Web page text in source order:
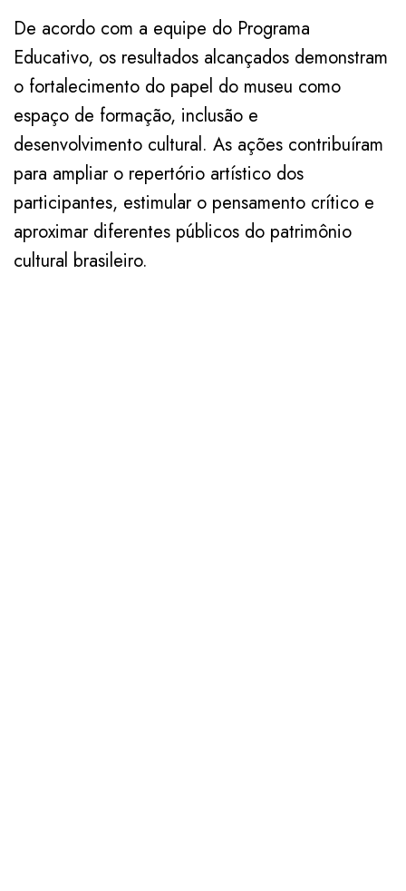
De acordo com a equipe do Programa
Educativo, os resultados alcançados demonstram
o fortalecimento do papel do museu como
espaço de formação, inclusão e
desenvolvimento cultural. As ações contribuíram
para ampliar o repertório artístico dos
participantes, estimular o pensamento crítico e
aproximar diferentes públicos do patrimônio
cultural brasileiro.